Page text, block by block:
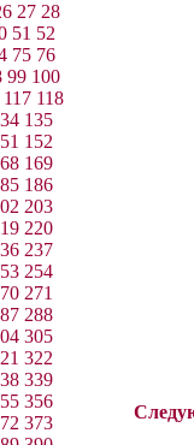
27 28
51 52
75 76
99 100
117 118
135
152
169
186
203
220
237
254
271
288
305
322
339
356
373